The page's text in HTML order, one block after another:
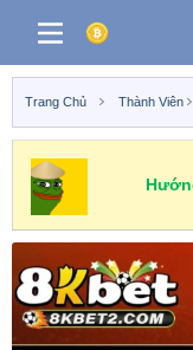
Trang Chủ Thành Viên